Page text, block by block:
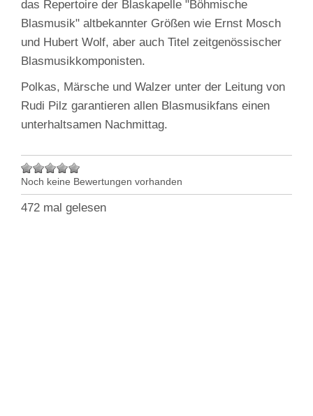
das Repertoire der Blaskapelle "Böhmische
Blasmusik" altbekannter Größen wie Ernst Mosch
und Hubert Wolf, aber auch Titel zeitgenössischer
Blasmusikkomponisten.
Polkas, Märsche und Walzer unter der Leitung von
Rudi Pilz garantieren allen Blasmusikfans einen
unterhaltsamen Nachmittag.
Noch keine Bewertungen vorhanden
472 mal gelesen